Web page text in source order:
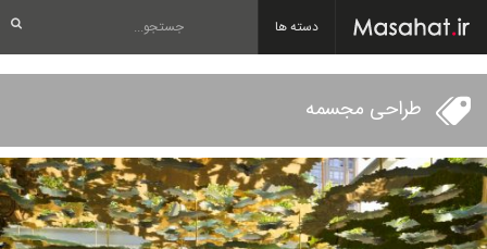
دسته ها
طراحی مجسمه